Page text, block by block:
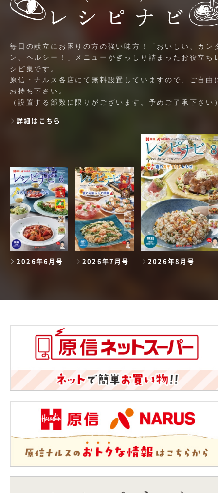
毎日の献立にお困りの方の強い味方！「おいしい、カン
ン、ヘルシー！」メニューがぎっしり詰まったお役立ち
シピ集です。
原信・ナルス各店にて無料設置していますので、ご自由
お持ち下さい。
（設置する部数に限りがございます。予めご了承下さい
詳細はこちら
2026年6月号 2026年7月号 2026年8月号